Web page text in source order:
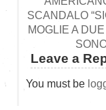
SCANDALO
MOGLIE A
Leave a
You must be